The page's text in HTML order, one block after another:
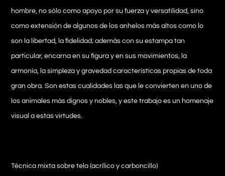
hombre, no sólo como apoyo por su fuerza y versatilidad, sino
como extensión de algunos de los anhelos más altos como lo
son la libertad, la fidelidad; además con su estampa tan
particular, encarna en su figura y en sus movimientos, la
armonía, la simpleza y gravedad características propias de toda
gran obra. Son estas cualidades las que le convierten en uno de
los animales más dignos y nobles, y este trabajo es un homenaje
visual a estas virtudes.
Técnica mixta sobre tela (acrílico y carboncillo)